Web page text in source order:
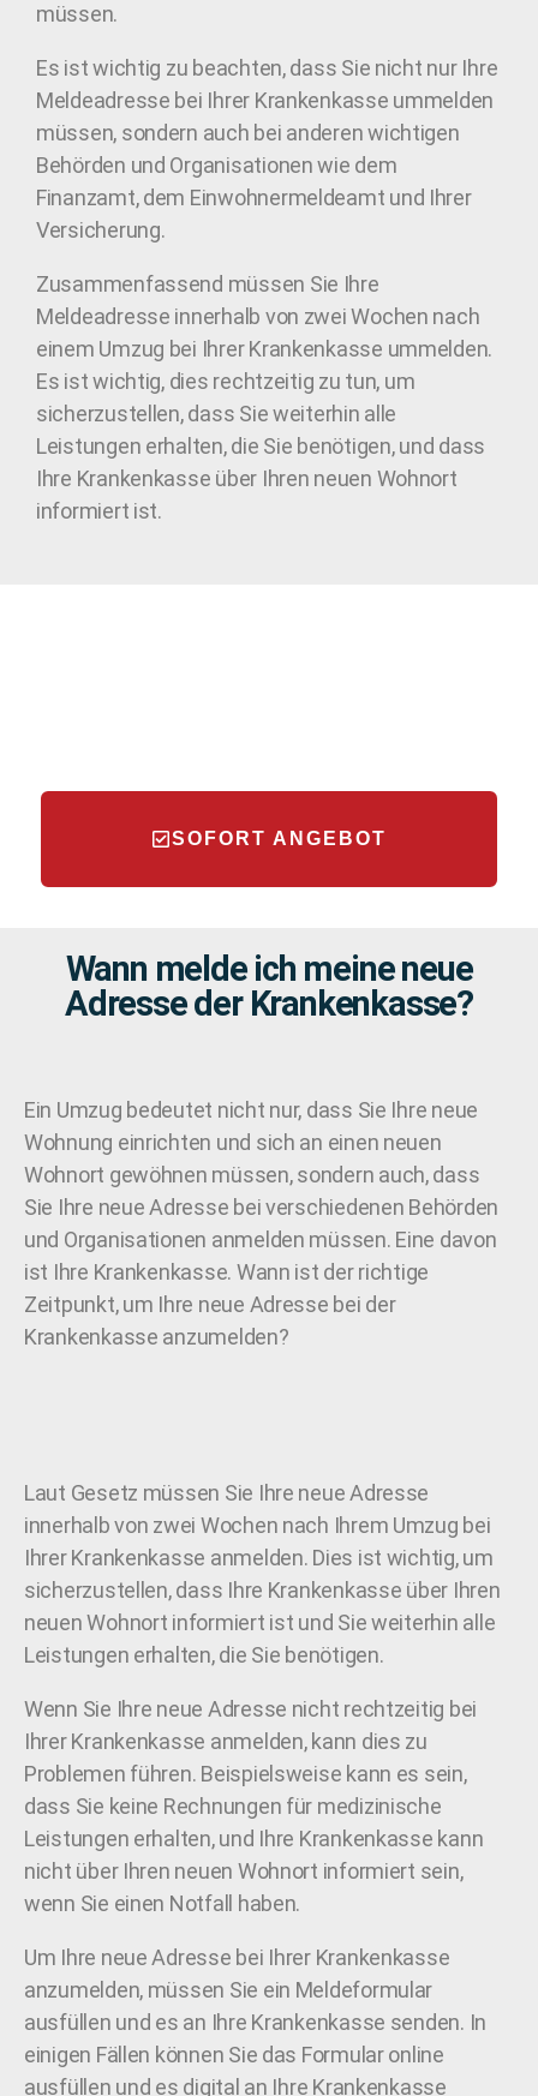
müssen.
Es ist wichtig zu beachten, dass Sie nicht nur Ihre
Meldeadresse bei Ihrer Krankenkasse ummelden
müssen, sondern auch bei anderen wichtigen
Behörden und Organisationen wie dem
Finanzamt, dem Einwohnermeldeamt und Ihrer
Versicherung.
Zusammenfassend müssen Sie Ihre
Meldeadresse innerhalb von zwei Wochen nach
einem Umzug bei Ihrer Krankenkasse ummelden.
Es ist wichtig, dies rechtzeitig zu tun, um
sicherzustellen, dass Sie weiterhin alle
Leistungen erhalten, die Sie benötigen, und dass
Ihre Krankenkasse über Ihren neuen Wohnort
informiert ist.
SOFORT ANGEBOT
Wann melde ich meine neue
Adresse der Krankenkasse?
Ein Umzug bedeutet nicht nur, dass Sie Ihre neue
Wohnung einrichten und sich an einen neuen
Wohnort gewöhnen müssen, sondern auch, dass
Sie Ihre neue Adresse bei verschiedenen Behörden
und Organisationen anmelden müssen. Eine davon
ist Ihre Krankenkasse. Wann ist der richtige
Zeitpunkt, um Ihre neue Adresse bei der
Krankenkasse anzumelden?
Laut Gesetz müssen Sie Ihre neue Adresse
innerhalb von zwei Wochen nach Ihrem Umzug bei
Ihrer Krankenkasse anmelden. Dies ist wichtig, um
sicherzustellen, dass Ihre Krankenkasse über Ihren
neuen Wohnort informiert ist und Sie weiterhin alle
Leistungen erhalten, die Sie benötigen.
Wenn Sie Ihre neue Adresse nicht rechtzeitig bei
Ihrer Krankenkasse anmelden, kann dies zu
Problemen führen. Beispielsweise kann es sein,
dass Sie keine Rechnungen für medizinische
Leistungen erhalten, und Ihre Krankenkasse kann
nicht über Ihren neuen Wohnort informiert sein,
wenn Sie einen Notfall haben.
Um Ihre neue Adresse bei Ihrer Krankenkasse
anzumelden, müssen Sie ein Meldeformular
ausfüllen und es an Ihre Krankenkasse senden. In
einigen Fällen können Sie das Formular online
ausfüllen und es digital an Ihre Krankenkasse